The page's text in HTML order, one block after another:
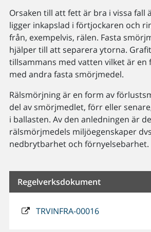
Orsaken till att fett är bra i vissa fall
ligger inkapslad i förtjockaren och
från, exempelvis, rälen. Fasta
hjälper till att separera ytorna.
tillsammans med vatten vilket är
med andra fasta smörjmedel.
Rälsmörjning är en form av
del av smörjmedlet, förr eller
i ballasten. Av den anledningen är
rälsmörjmedels miljöegenskaper
nedbrytbarhet och förnyelsebarhet.
Regelverksdokument
TRVINFRA-00016